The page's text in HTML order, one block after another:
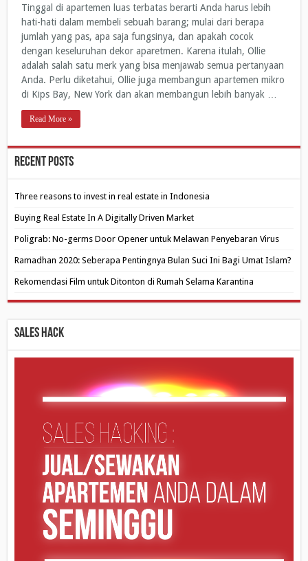
Tinggal di apartemen luas terbatas berarti Anda harus lebih
hati-hati dalam membeli sebuah barang; mulai dari berapa
jumlah yang pas, apa saja fungsinya, dan apakah cocok
dengan keseluruhan dekor aparetmen. Karena itulah, Ollie
adalah salah satu merk yang bisa menjawab semua pertanyaan
Anda. Perlu diketahui, Ollie juga membangun apartemen mikro
di Kips Bay, New York dan akan membangun lebih banyak …
Read More »
Recent Posts
Three reasons to invest in real estate in Indonesia
Buying Real Estate In A Digitally Driven Market
Poligrab: No-germs Door Opener untuk Melawan Penyebaran Virus
Ramadhan 2020: Seberapa Pentingnya Bulan Suci Ini Bagi Umat Islam?
Rekomendasi Film untuk Ditonton di Rumah Selama Karantina
Sales Hack